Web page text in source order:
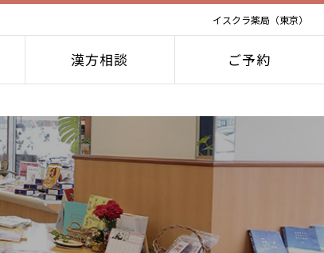
イスクラ薬局（東京）
漢方相談 ご予約